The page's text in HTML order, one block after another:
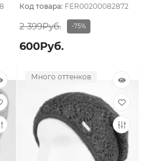
Код товара: FER00200082872
2 399Руб. -75%
600Руб.
Много оттенков